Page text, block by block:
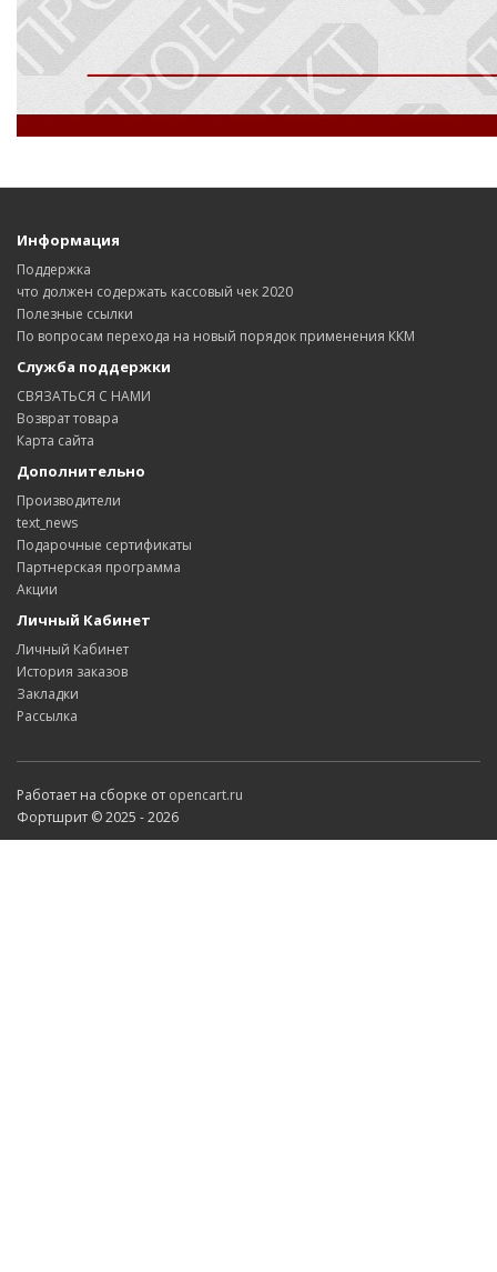
Информация
Поддержка
что должен содержать кассовый чек 2020
Полезные ссылки
По вопросам перехода на новый порядок применения ККМ
Служба поддержки
СВЯЗАТЬСЯ С НАМИ
Возврат товара
Карта сайта
Дополнительно
Производители
text_news
Подарочные сертификаты
Партнерская программа
Акции
Личный Кабинет
Личный Кабинет
История заказов
Закладки
Рассылка
Работает на сборке от opencart.ru
Фортшрит © 2025 - 2026